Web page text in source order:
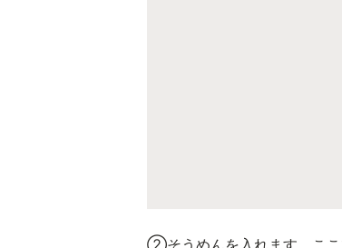
②そうめんを入れます。ここ